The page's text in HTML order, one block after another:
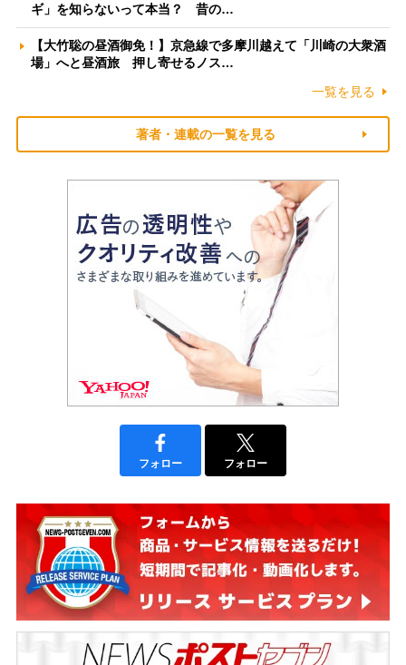
ギ」を知らないって本当？ 昔の…
【大竹聡の昼酒御免！】京急線で多摩川越えて「川崎の大衆酒
場」へと昼酒旅 押し寄せるノス…
一覧を見る
著者・連載の一覧を見る
フォロー フォロー